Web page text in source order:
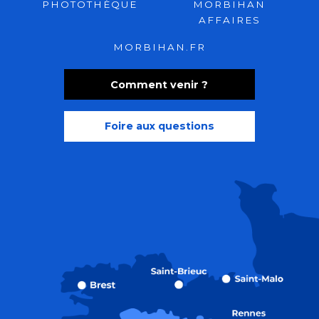
Comment venir ?
Foire aux questions
PHOTOTHÈQUE
MORBIHAN
AFFAIRES
MORBIHAN.FR